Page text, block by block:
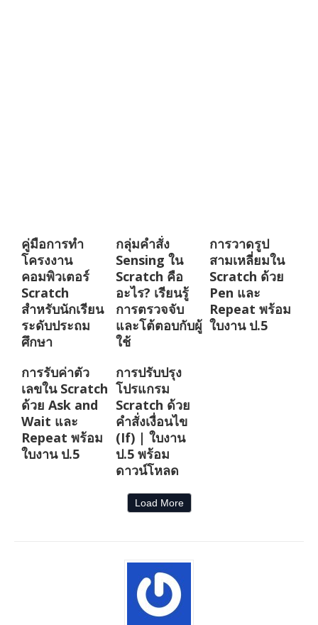
คู่มือการทำ
โครงงาน
คอมพิวเตอร์
Scratch
สำหรับนักเรียน
ระดับประถม
ศึกษา
กลุ่มคำสั่ง
Sensing ใน
Scratch คือ
อะไร? เรียนรู้
การตรวจจับ
และโต้ตอบกับผู้
ใช้
การวาดรูป
สามเหลี่ยมใน
Scratch ด้วย
Pen และ
Repeat พร้อม
ใบงาน ป.5
การรับค่าตัว
เลขใน Scratch
ด้วย Ask and
Wait และ
Repeat พร้อม
ใบงาน ป.5
การปรับปรุง
โปรแกรม
Scratch ด้วย
คำสั่งเงื่อนไข
(If) | ใบงาน
ป.5 พร้อม
ดาวน์โหลด
Load More